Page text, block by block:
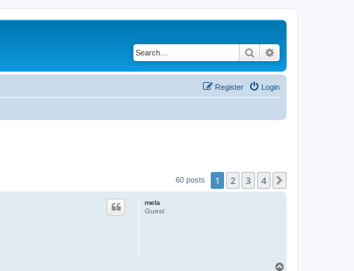
Search
Login
Register
60 posts 1 2 3 4
mela
Guest